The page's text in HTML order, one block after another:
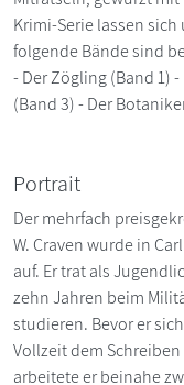
Krimi-Serie lassen
folgende Bände sind
- Der Zögling (Band 1)
(Band 3) - Der
Portrait
Der mehrfach
W. Craven wurde in
auf. Er trat als
zehn Jahren beim
studieren. Bevor er
Vollzeit dem
arbeitete er beinahe